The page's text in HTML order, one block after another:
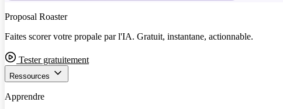
Proposal Roaster
Faites scorer votre propale par l'IA. Gratuit, instantane, actionnable.
Tester gratuitement
Ressources
Apprendre